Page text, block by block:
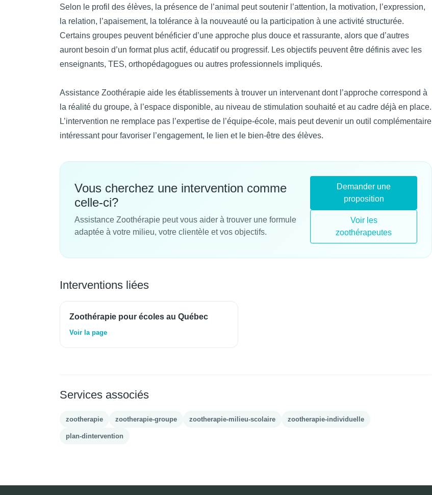
Selon le profil des élèves, la présence de l’animal peut soutenir l’attention, la motivation, l’expression,
la relation, l’apaisement, la tolérance à la nouveauté ou la participation à une activité structurée.
Certains groupes peuvent bénéficier d’une approche plus douce et rassurante, alors que d’autres
auront besoin d’un format plus actif, éducatif ou progressif. Les objectifs peuvent être définis avec les
enseignants, TES, orthopédagogues ou autres professionnels impliqués.
Assistance Zoothérapie aide les établissements à trouver un intervenant dont l’approche correspond à
la réalité du groupe, à l’espace disponible, au niveau de stimulation souhaité et au cadre déjà en place.
L’intervention ne remplace pas l’expertise de l’équipe-école, mais peut devenir un outil complémentaire
intéressant pour favoriser l’engagement, le lien et le bien-être des élèves.
Vous cherchez une intervention comme
celle-ci?
Assistance Zoothérapie peut vous aider à trouver une formule
adaptée à votre milieu, votre clientèle et vos objectifs.
Demander une
proposition
Voir les
zoothérapeutes
Interventions liées
Zoothérapie pour écoles au Québec
Voir la page
Services associés
zootherapie zootherapie-groupe zootherapie-milieu-scolaire zootherapie-individuelle
plan-dintervention